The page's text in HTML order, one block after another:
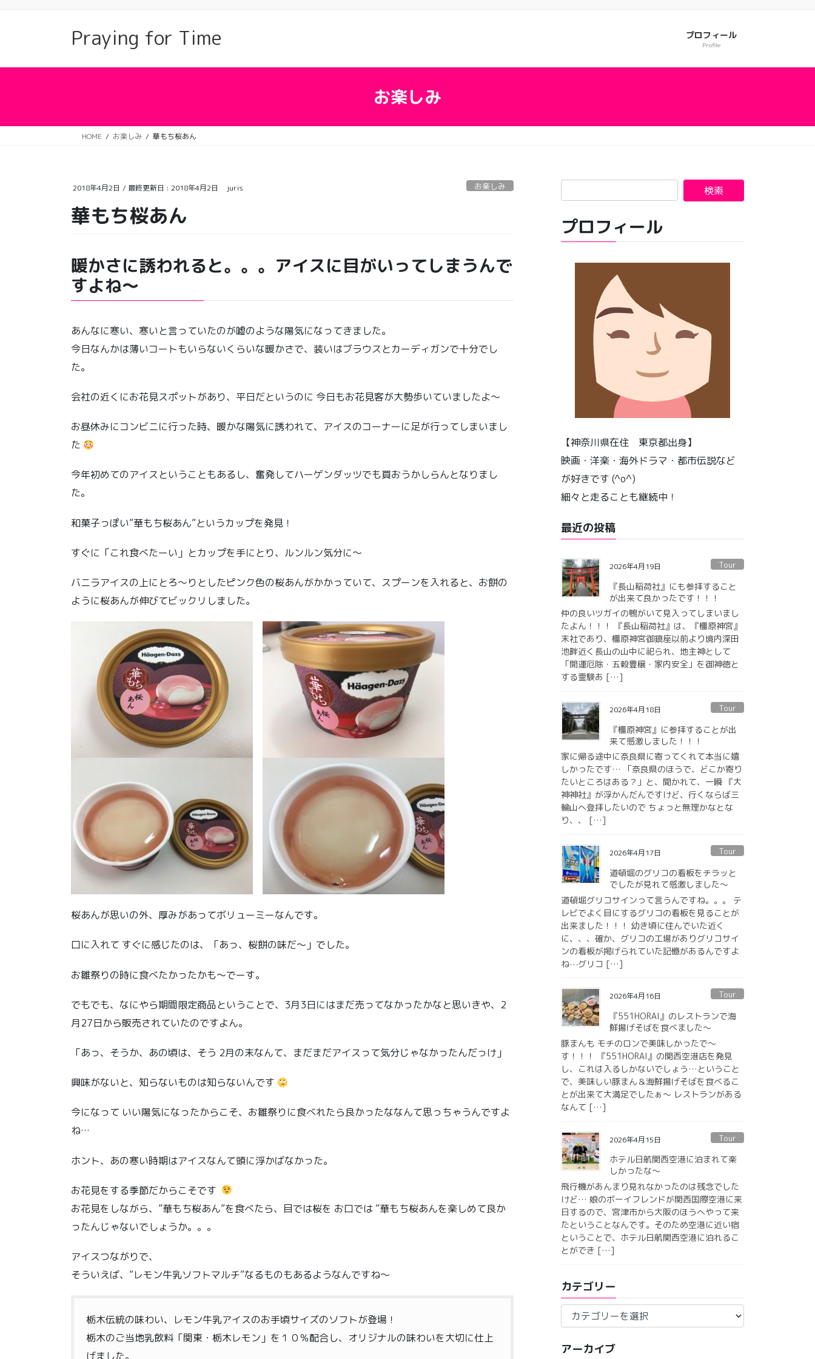
ツ
シ
移
Praying for Time プロフィール
Profile
お楽しみ
HOME お楽しみ 華もち桜あん
2018年4月2日 / 最終更新日 : 2018年4月2日 juris お楽しみ
華もち桜あん
暖かさに誘われると。。。アイスに目がいってしまうんで
すよね〜
あんなに寒い、寒いと言っていたのが嘘のような陽気になってきました。
今日なんかは薄いコートもいらないくらいな暖かさで、装いはブラウスとカーディガンで十分でし
た。
会社の近くにお花見スポットがあり、平日だというのに 今日もお花見客が大勢歩いていましたよ〜
お昼休みにコンビニに行った時、暖かな陽気に誘われて、アイスのコーナーに足が行ってしまいまし
た
今年初めてのアイスということもあるし、奮発してハーゲンダッツでも買おうかしらんとなりまし
た。
和菓子っぽい”華もち桜あん”というカップを発見！
すぐに「これ食べたーい」とカップを手にとり、ルンルン気分に〜
バニラアイスの上にとろ～りとしたピンク色の桜あんがかかっていて、スプーンを入れると、お餅の
ように桜あんが伸びてビックリしました。
桜あんが思いの外、厚みがあってボリューミーなんです。
口に入れて すぐに感じたのは、「あっ、桜餅の味だ〜」でした。
お雛祭りの時に食べたかったかも〜でーす。
でもでも、なにやら期間限定商品ということで、3月3日にはまだ売ってなかったかなと思いきや、2
月27日から販売されていたのですよん。
「あっ、そうか、あの頃は、そう 2月の末なんて、まだまだアイスって気分じゃなかったんだっけ」
興味がないと、知らないものは知らないんです
今になって いい陽気になったからこそ、お雛祭りに食べれたら良かったななんて思っちゃうんですよ
ね…
ホント、あの寒い時期はアイスなんて頭に浮かばなかった。
お花見をする季節だからこそです
お花見をしながら、”華もち桜あん”を食べたら、目では桜を お口では ”華もち桜あんを楽しめて良か
ったんじゃないでしょうか。。。
アイスつながりで、
そういえば、”レモン牛乳ソフトマルチ”なるものもあるようなんですね〜
栃木伝統の味わい、レモン牛乳アイスのお手頃サイズのソフトが登場！
栃木のご当地乳飲料「関東・栃木レモン」を１０％配合し、オリジナルの味わいを大切に仕上
げました。
プロフィール
【神奈川県在住 東京都出身】
映画・洋楽・海外ドラマ・都市伝説など
が好きです (^o^)
細々と走ることも継続中！
最近の投稿
2026年4月19日 Tour
『長山稲荷社』にも参拝すること
が出来て良かったです！！！
仲の良いツガイの鴨がいて見入ってしまいまし
たよん！！！ 『長山稲荷社』は、『橿原神宮』
末社であり、橿原神宮御鎮座以前より境内深田
池畔近く長山の山中に祀られ、地主神として
「開運厄除・五穀豊穣・家内安全」を御神徳と
する霊験あ […]
2026年4月18日 Tour
『橿原神宮』に参拝することが出
来て感激しました！！！
家に帰る途中に奈良県に寄ってくれて本当に嬉
しかったです… 「奈良県のほうで、どこか寄り
たいところはある？」と、聞かれて、一瞬 『大
神神社』が浮かんだんですけど、行くならば三
輪山へ登拝したいので ちょっと無理かなとな
り、、 […]
2026年4月17日 Tour
道頓堀のグリコの看板をチラッと
でしたが見れて感激しました〜
道頓堀グリコサインって言うんですね。。。 テ
レビでよく目にするグリコの看板を見ることが
出来ました！！！ 幼き頃に住んでいた近く
に、、、確か、グリコの工場がありグリコサイ
ンの看板が掲げられていた記憶があるんですよ
ね⋯グリコ […]
2026年4月16日 Tour
『551HORAI』のレストランで海
鮮揚げそばを食べました〜
豚まんも モチのロンで美味しかったで〜
す！！！ 『551HORAI』の関西空港店を発見
し、これは入るしかないでしょう…ということ
で、美味しい豚まん＆海鮮揚げそばを食べるこ
とが出来て大満足でしたぁ〜 レストランがある
なんて […]
2026年4月15日 Tour
ホテル日航関西空港に泊まれて楽
しかったな〜
飛行機があんまり見れなかったのは残念でした
けど… 娘のボーイフレンドが関西国際空港に来
日するので、宮津市から大阪のほうへやって来
たということなんです。そのため空港に近い宿
ということで、ホテル日航関西空港に泊れるこ
とができ […]
カテゴリー
テ
リ
アーカイブ